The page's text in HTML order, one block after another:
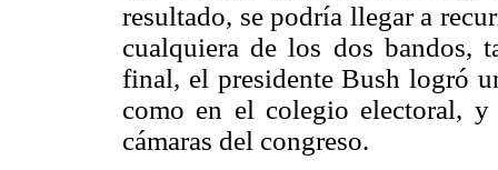
resultado, se podría llegar a
cualquiera de los dos bandos,
final, el presidente Bush logró
como en el colegio electoral,
cámaras del congreso.